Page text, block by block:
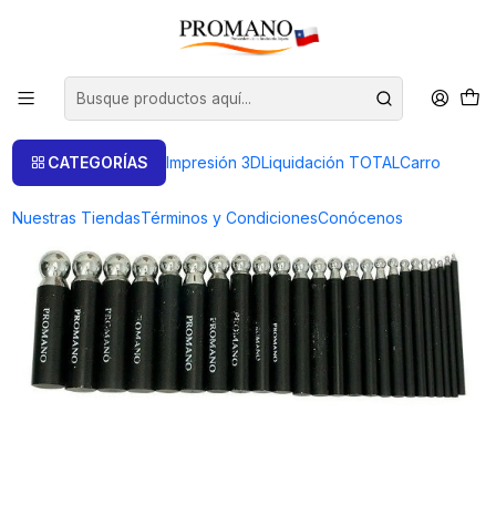
CATEGORÍAS Impresión 3DLiquidación TOTALCarro
Nuestras TiendasTérminos y CondicionesConócenos
Herramientas Golpe Embutido Dobles
EMBUTIDORES SET DE 24 PIEZAS ALTA CALIDAD IMPORTADO